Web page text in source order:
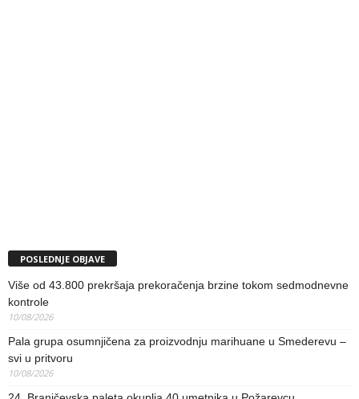
POSLEDNJE OBJAVE
Više od 43.800 prekršaja prekoračenja brzine tokom sedmodnevne
kontrole
10/08/2026
Pala grupa osumnjičena za proizvodnju marihuane u Smederevu –
svi u pritvoru
10/08/2026